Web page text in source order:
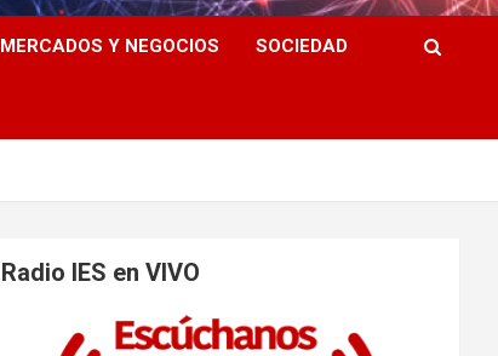
MERCADOS Y NEGOCIOS SOCIEDAD
Radio IES en VIVO